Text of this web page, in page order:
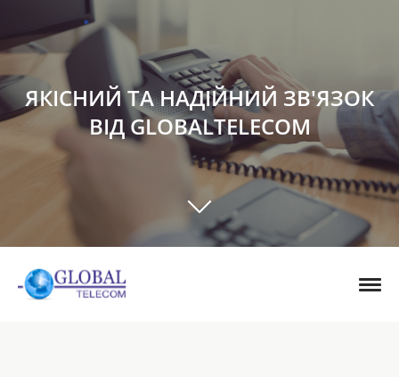
ЯКІСНИЙ ТА НАДІЙНИЙ ЗВ'ЯЗОК
ВІД GLOBALTELECOM